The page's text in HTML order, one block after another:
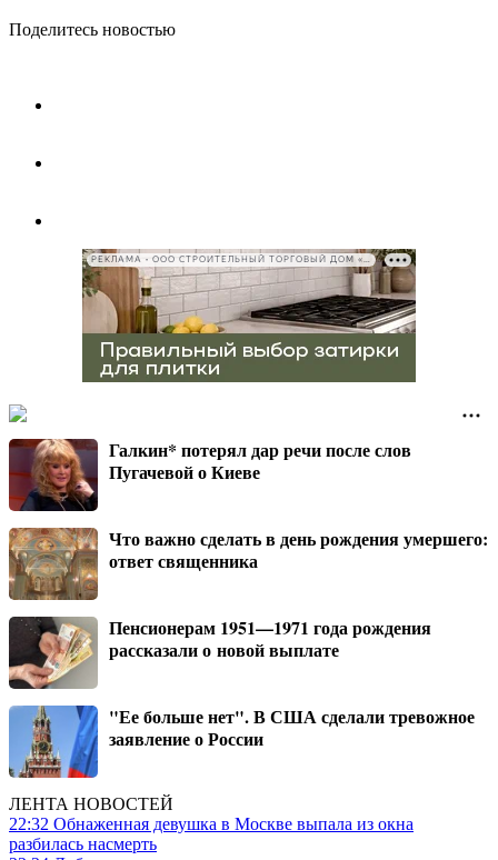
Поделитесь новостью
РЕКЛАМА • ООО СТРОИТЕЛЬНЫЙ ТОРГОВЫЙ ДОМ «ПЕТРОВИЧ», ИНН 7802348846
Галкин* потерял дар речи после слов
Пугачевой о Киеве
Что важно сделать в день рождения умершего:
ответ священника
Пенсионерам 1951—1971 года рождения
рассказали о новой выплате
"Ее больше нет". В США сделали тревожное
заявление о России
ЛЕНТА НОВОСТЕЙ
22:32 Обнаженная девушка в Москве выпала из окна
разбилась насмерть